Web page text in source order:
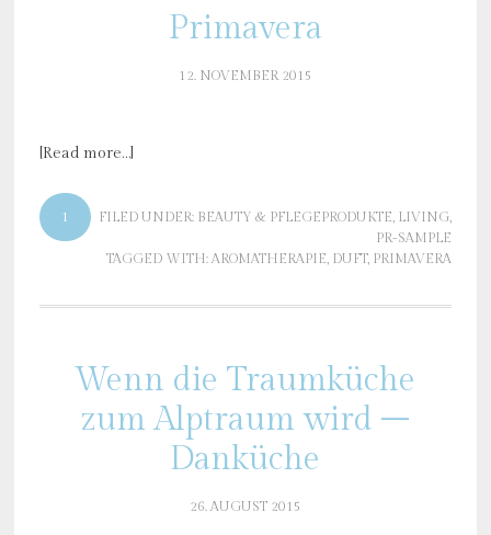
Primavera
12. NOVEMBER 2015
[Read more…]
1 FILED UNDER: BEAUTY & PFLEGEPRODUKTE, LIVING,
PR-SAMPLE
TAGGED WITH:AROMATHERAPIE, DUFT, PRIMAVERA
Wenn die Traumküche
zum Alptraum wird –
Danküche
26. AUGUST 2015